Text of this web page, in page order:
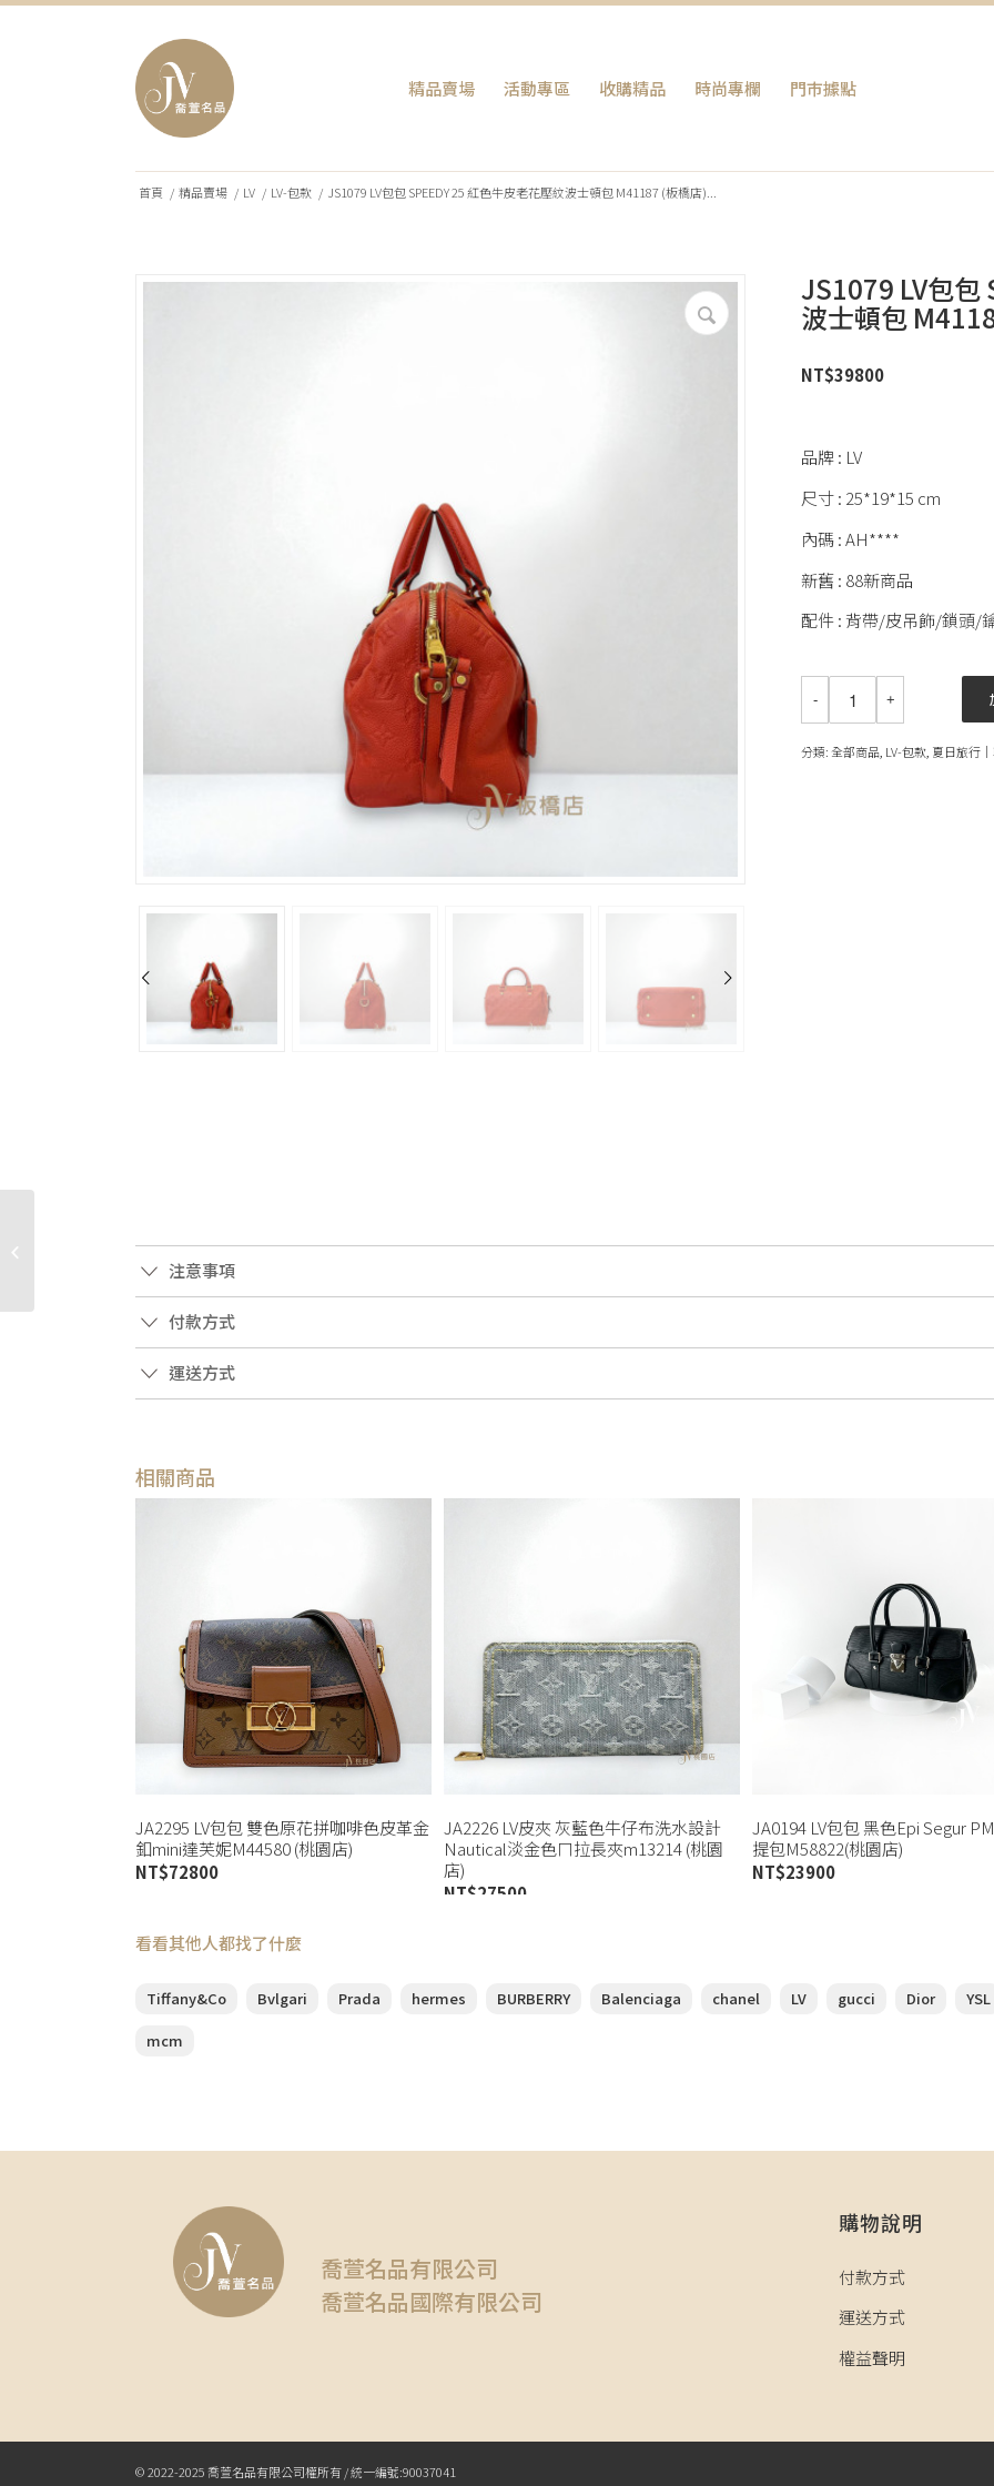
精品賣場 活動專區 收購精品 時尚專欄 門巿據點
首頁 / 精品賣場 / LV / LV-包款 / JS1079 LV包包 SPEEDY 25 紅色牛皮老花壓紋波士頓包 M41187 (板橋店)...
JS1079 LV包包
波士頓包
NT$39800
品牌 : LV
尺寸 : 25*19*15 cm
內碼 : AH****
新舊 : 88新商品
配件 : 背帶/皮吊飾/鎖頭/
分類:全部商品 LV-包款 夏日旅行
注意事項
付款方式
運送方式
相關商品
JA2295 LV包包 雙色原花拼咖啡色皮革金
釦mini達芙妮M44580 (桃園店)
NT$72800
JA2226 LV皮夾 灰藍色牛仔布洗水設計
Nautical淡金色ㄇ拉長夾m13214 (桃園
店)
NT$27500
JA0194 LV包包 黑色Epi Segur
提包M58822(桃園店)
NT$23900
看看其他人都找了什麼
Tiffany&Co Bvlgari Prada hermes BURBERRY Balenciaga chanel LV gucci Dior YSL
mcm
喬萱名品有限公司
喬萱名品國際有限公司
購物說明
付款方式
運送方式
權益聲明
© 2022-2025 喬萱名品有限公司權所有 / 統一編號:90037041
Montaigne黑金蒙田
M9203UMOS (板橋店)